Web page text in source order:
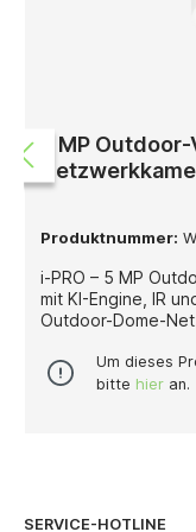
Einsatzorten
5 MP
Produktnummer:
i-PRO – 5 MP
mit KI-Engine, IR und 132 dB
Outdoor-Dome-
entwickelt, bei
Bauweise und
Um dieses
bitte hier an.
SERVICE-HOTLINE